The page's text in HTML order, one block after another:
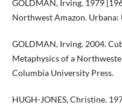
GOLDMAN, Irving. 1979
Northwest Amazon. Urbana:
GOLDMAN, Irving. 2004.
Metaphysics of a
Columbia University Press.
HUGH-JONES, Christine.